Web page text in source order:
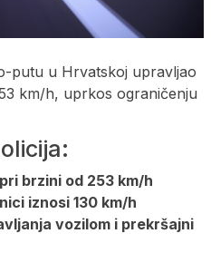
putu u Hrvatskoj upravljao
km/h, uprkos ograničenju
brzini od 253 km/h
iznosi 130 km/h
vozilom i prekršajni